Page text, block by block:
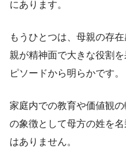
にあります。
もうひとつは、母親の存
親が精神面で大きな役割
ピソードから明らかです。
家庭内での教育や価値観
の象徴として母方の姓を
はありません。